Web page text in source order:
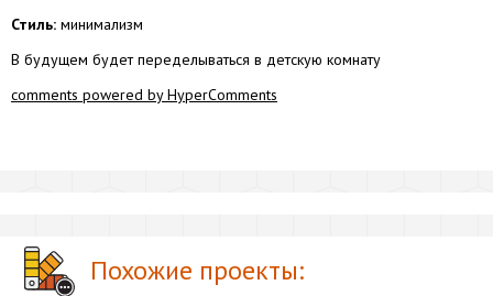
Стиль: минимализм
В будущем будет переделываться в детскую комнату
comments powered by HyperComments
Похожие проекты: